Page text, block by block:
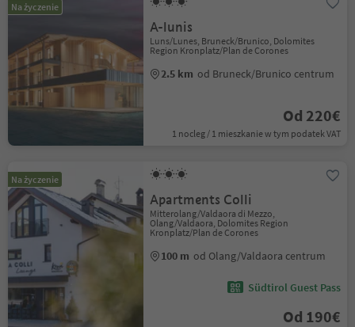
Na życzenie
A-lunis
Luns/Lunes, Bruneck/Brunico, Dolomites
Region Kronplatz/Plan de Corones
2.5 km od Bruneck/Brunico centrum
Od 220€
1 nocleg / 1 mieszkanie w tym podatek VAT
Na życzenie
Apartments Colli
Mitterolang/Valdaora di Mezzo,
Olang/Valdaora, Dolomites Region
Kronplatz/Plan de Corones
100 m od Olang/Valdaora centrum
Südtirol Guest Pass
Od 190€